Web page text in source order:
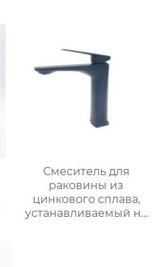
Смеситель для
раковины из
цинкового сплава,
устанавливаемый на